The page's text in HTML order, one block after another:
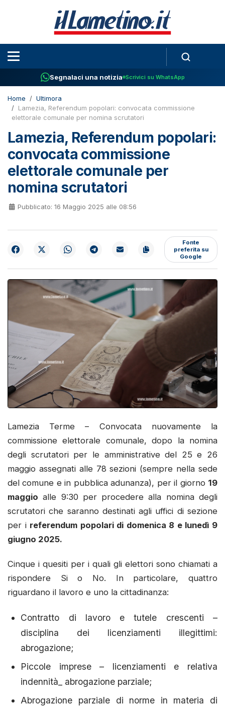
Segnalaci una notizia Scrivici su WhatsApp
Home
Ultimora
Lamezia, Referendum popolari: convocata commissione
elettorale comunale per nomina scrutatori
Lamezia, Referendum popolari:
convocata commissione
elettorale comunale per
nomina scrutatori
Pubblicato: 16 Maggio 2025 alle 08:56
Fonte
preferita su
Google
Lamezia Terme – Convocata nuovamente la
commissione elettorale comunale, dopo la nomina
degli scrutatori per le amministrative del 25 e 26
maggio assegnati alle 78 sezioni (sempre nella sede
del comune e in pubblica adunanza), per il giorno 19
maggio alle 9:30 per procedere alla nomina degli
scrutatori che saranno destinati agli uffici di sezione
per i referendum popolari di domenica 8 e lunedì 9
giugno 2025.
Cinque i quesiti per i quali gli elettori sono chiamati a
rispondere Si o No. In particolare, quattro
riguardano il lavoro e uno la cittadinanza:
Contratto di lavoro e tutele crescenti –
disciplina dei licenziamenti illegittimi:
abrogazione;
Piccole imprese – licenziamenti e relativa
indennità_ abrogazione parziale;
Abrogazione parziale di norme in materia di